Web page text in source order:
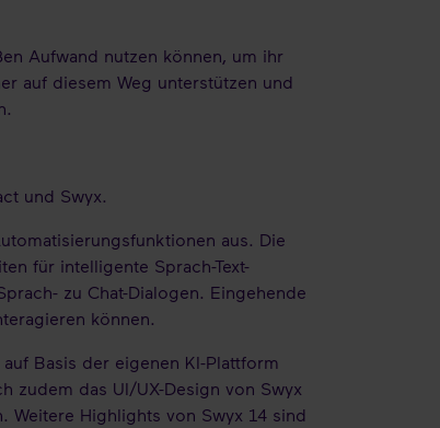
Aufwand nutzen können, um ihr
auf diesem Weg unterstützen und
und Swyx.
aus. Die
für intelligente Sprach-Text-
zu Chat-Dialogen. Eingehende
können.
Basis der eigenen KI-Plattform
zudem das UI/UX-Design von Swyx
Highlights von Swyx 14 sind